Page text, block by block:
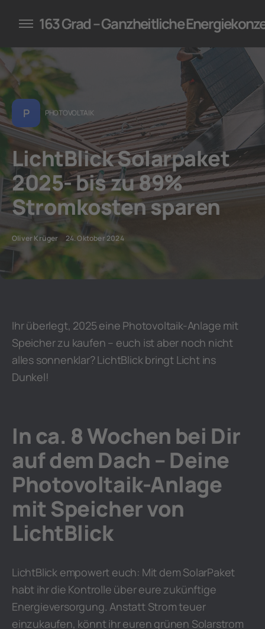
für Unternehmen
163 Grad – Ganzheitliche
P PHOTOVOLTAIK
LichtBlick Solarpaket
2025- bis zu 89%
Stromkosten sparen
Oliver Krüger 24. Oktober 2024
Ihr überlegt, 2025 eine Photovoltaik-Anlage mit
Speicher zu kaufen – euch ist aber noch nicht
alles sonnenklar? LichtBlick bringt Licht ins
Dunkel!
In ca. 8 Wochen bei Dir
auf dem Dach – Deine
Photovoltaik-Anlage
mit Speicher von
LichtBlick
LichtBlick empowert euch: Mit dem SolarPaket
habt ihr die Kontrolle über eure zukünftige
Energieversorgung. Anstatt Strom teuer
einzukaufen, könnt ihr euren grünen Solarstrom